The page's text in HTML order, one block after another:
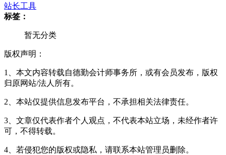
站长工具
标签：
暂无分类
版权声明：
1、本文内容转载自德勤会计师事务所，或有会员发布，版权
归原网站/法人所有。
2、本站仅提供信息发布平台，不承担相关法律责任。
3、文章仅代表作者个人观点，不代表本站立场，未经作者许
可，不得转载。
4、若侵犯您的版权或隐私，请联系本站管理员删除。